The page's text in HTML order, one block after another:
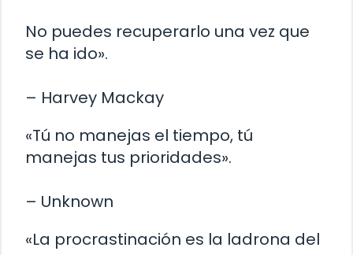
No puedes recuperarlo una vez que
se ha ido».
– Harvey Mackay
«Tú no manejas el tiempo, tú
manejas tus prioridades».
– Unknown
«La procrastinación es la ladrona del